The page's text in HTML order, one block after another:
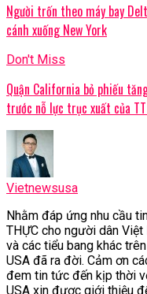
Người trốn theo máy bay
cánh xuống New York
Don't Miss
Quận California bỏ phiếu
trước nỗ lực trục xuất của
Vietnewsusa
Nhằm đáp ứng nhu cầu
THỰC cho người dân
và các tiểu bang khác
USA đã ra đời. Cảm ơn
đem tin tức đến kịp thời
USA xin được giới thiệu